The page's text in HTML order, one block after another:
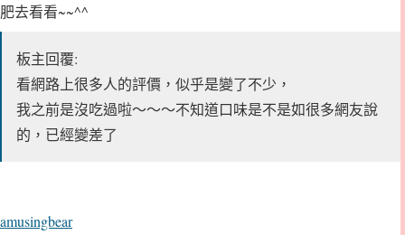
肥去看看~~^^
板主回覆:
看網路上很多人的評價，似乎是變了不少，
我之前是沒吃過啦～～～不知道口味是不是如很多網友說
的，已經變差了
amusingbear